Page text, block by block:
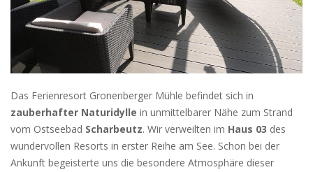
Das Ferienresort Gronenberger Mühle befindet sich in
zauberhafter Naturidylle in unmittelbarer Nähe zum Strand
vom Ostseebad Scharbeutz. Wir verweilten im Haus 03 des
wundervollen Resorts in erster Reihe am See. Schon bei der
Ankunft begeisterte uns die besondere Atmosphäre dieser